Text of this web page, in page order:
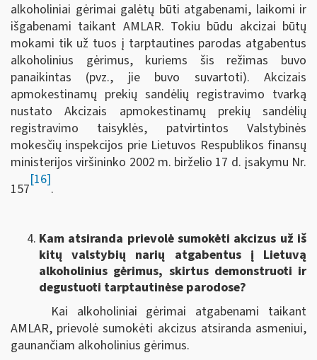
alkoholiniai gėrimai galėtų būti atgabenami, laikomi ir
išgabenami taikant AMLAR. Tokiu būdu akcizai būtų
mokami tik už tuos į tarptautines parodas atgabentus
alkoholinius gėrimus, kuriems šis režimas buvo
panaikintas (pvz., jie buvo suvartoti). Akcizais
apmokestinamų prekių sandėlių registravimo tvarką
nustato Akcizais apmokestinamų prekių sandėlių
registravimo taisyklės, patvirtintos Valstybinės
mokesčių inspekcijos prie Lietuvos Respublikos finansų
ministerijos viršininko 2002 m. birželio 17 d. įsakymu Nr.
157
[16]
.
Kam atsiranda prievolė sumokėti akcizus už iš
kitų valstybių narių atgabentus į Lietuvą
alkoholinius gėrimus, skirtus demonstruoti ir
degustuoti tarptautinėse parodose?
Kai alkoholiniai gėrimai atgabenami taikant
AMLAR, prievolė sumokėti akcizus atsiranda asmeniui,
gaunančiam alkoholinius gėrimus.